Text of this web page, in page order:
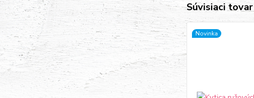
Súvisiaci tovar
Novinka